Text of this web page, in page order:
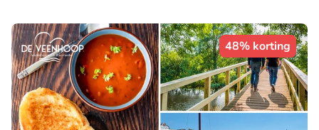
48% korting